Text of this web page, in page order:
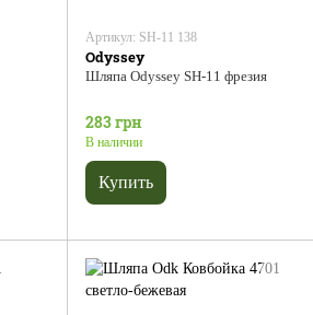
Артикул: SH-11 138
Odyssey
Шляпа Odyssey SH-11 фрезия
283 грн
В наличии
Купить